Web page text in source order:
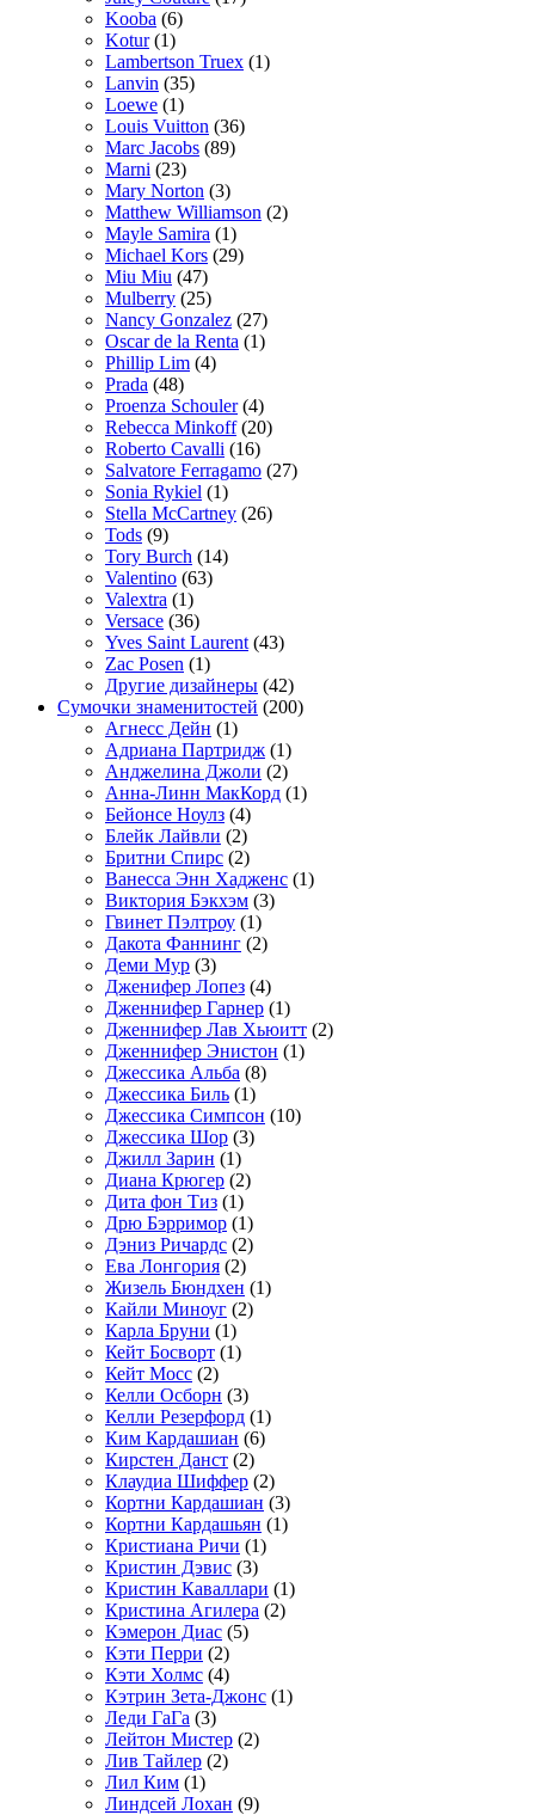
Kooba (6)
Kotur(1)
Lambertson Truex (1)
Lanvin (35)
Loewe (1)
Louis Vuitton (36)
Marc Jacobs (89)
Marni (23)
Mary Norton (3)
Matthew Williamson (2)
Mayle Samira (1)
Michael Kors (29)
Miu Miu (47)
Mulberry (25)
Nancy Gonzalez (27)
Oscar de la Renta (1)
Phillip Lim (4)
Prada (48)
Proenza Schouler(4)
Rebecca Minkoff(20)
Roberto Cavalli (16)
Salvatore Ferragamo (27)
Sonia Rykiel (1)
Stella McCartney (26)
Tods (9)
Tory Burch (14)
Valentino (63)
Valextra (1)
Versace (36)
Yves Saint Laurent (43)
Zac Posen (1)
Другие дизайнеры (42)
Сумочки знаменитостей (200)
Агнесс Дейн (1)
Адриана Партридж (1)
Анджелина Джоли (2)
Анна-Линн МакКорд (1)
Бейонсе Ноулз (4)
Блейк Лайвли (2)
Бритни Спирс (2)
Ванесса Энн Хадженс (1)
Виктория Бэкхэм (3)
Гвинет Пэлтроу (1)
Дакота Фаннинг (2)
Деми Мур (3)
Дженифер Лопез (4)
Дженнифер Гарнер (1)
Дженнифер Лав Хьюитт (2)
Дженнифер Энистон (1)
Джессика Альба (8)
Джессика Биль (1)
Джессика Симпсон (10)
Джессика Шор (3)
Джилл Зарин (1)
Диана Крюгер (2)
Дита фон Тиз (1)
Дрю Бэрримор (1)
Дэниз Ричардс (2)
Ева Лонгория (2)
Жизель Бюндхен (1)
Кайли Миноуг (2)
Карла Бруни (1)
Кейт Босворт (1)
Кейт Мосс (2)
Келли Осборн (3)
Келли Резерфорд (1)
Ким Кардашиан (6)
Кирстен Данст (2)
Клаудиа Шиффер (2)
Кортни Кардашиан (3)
Кортни Кардашьян (1)
Кристиана Ричи (1)
Кристин Дэвис (3)
Кристин Каваллари (1)
Кристина Агилера (2)
Кэмерон Диас (5)
Кэти Перри (2)
Кэти Холмс (4)
Кэтрин Зета-Джонс (1)
Леди ГаГа (3)
Лейтон Мистер (2)
Лив Тайлер (2)
Лил Ким (1)
Линдсей Лохан (9)